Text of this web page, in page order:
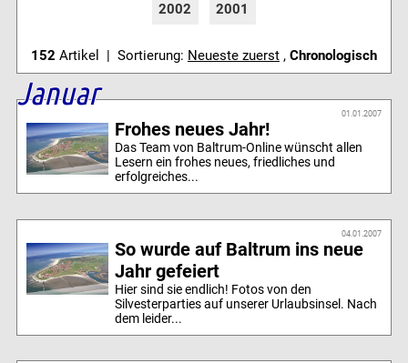
2002 2001
152 Artikel | Sortierung: Neueste zuerst, Chronologisch
Januar
01.01.2007
Frohes neues Jahr!
Das Team von Baltrum-Online wünscht allen
Lesern ein frohes neues, friedliches und
erfolgreiches...
04.01.2007
So wurde auf Baltrum ins neue
Jahr gefeiert
Hier sind sie endlich! Fotos von den
Silvesterparties auf unserer Urlaubsinsel. Nach
dem leider...